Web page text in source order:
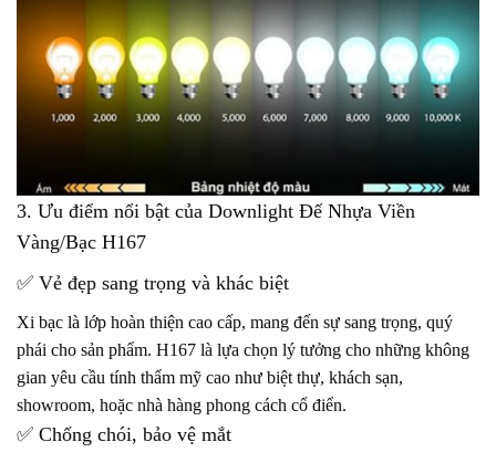
3. Ưu điểm nổi bật của Downlight Đế Nhựa Viền
Vàng/Bạc H167
✅ Vẻ đẹp sang trọng và khác biệt
Xi bạc là lớp hoàn thiện cao cấp, mang đến sự sang trọng, quý
phái cho sản phẩm. H167 là lựa chọn lý tưởng cho những không
gian yêu cầu tính thẩm mỹ cao như biệt thự, khách sạn,
showroom, hoặc nhà hàng phong cách cổ điển.
✅ Chống chói, bảo vệ mắt